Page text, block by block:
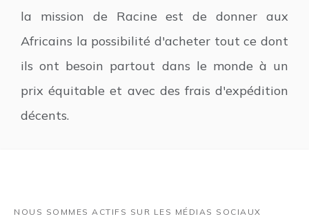
la mission de Racine est de donner aux
Africains la possibilité d'acheter tout ce dont
ils ont besoin partout dans le monde à un
prix équitable et avec des frais d'expédition
décents.
NOUS SOMMES ACTIFS SUR LES MÉDIAS SOCIAUX